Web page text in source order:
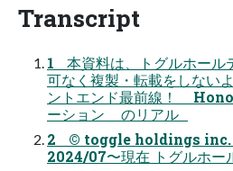
Transcript
1 本資料は、トグルホール
可なく複製・転載をしない
ントエンド最前線！
ーション のリアル
2 © toggle holdings inc.
2024/07〜現在 トグルホー